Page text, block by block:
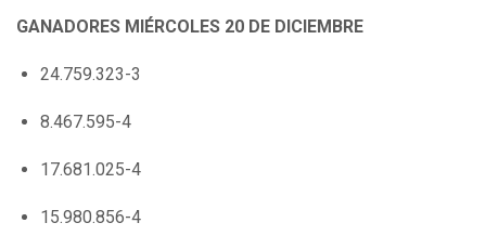
GANADORES MIÉRCOLES 20 DE DICIEMBRE
24.759.323-3
8.467.595-4
17.681.025-4
15.980.856-4